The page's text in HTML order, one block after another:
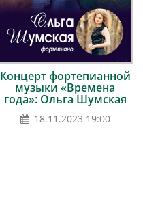
Концерт фортепианной
музыки «Времена
года»: Ольга Шумская
18.11.2023 19:00